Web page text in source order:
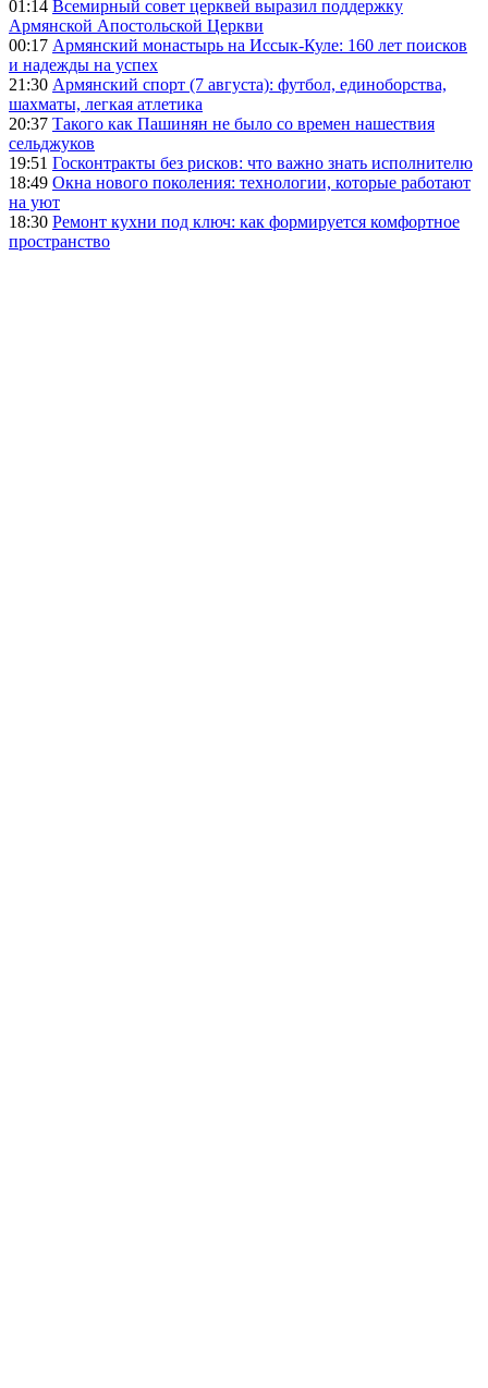
01:14 Всемирный совет церквей выразил поддержку
Армянской Апостольской Церкви
00:17 Армянский монастырь на Иссык-Куле: 160 лет поисков
и надежды на успех
21:30 Армянский спорт (7 августа): футбол, единоборства,
шахматы, легкая атлетика
20:37 Такого как Пашинян не было со времен нашествия
сельджуков
19:51 Госконтракты без рисков: что важно знать исполнителю
18:49 Окна нового поколения: технологии, которые работают
на уют
18:30 Ремонт кухни под ключ: как формируется комфортное
пространство